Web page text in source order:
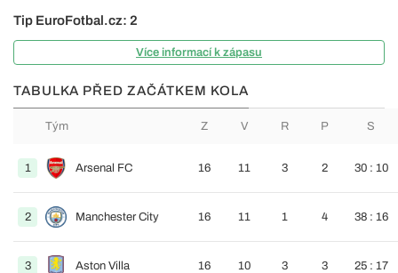
Tip EuroFotbal.cz: 2
Více informací k zápasu
TABULKA PŘED ZAČÁTKEM KOLA
Tým Z V R P S
1 Arsenal FC 16 11 3 2 30 : 10
2 Manchester City 16 11 1 4 38 : 16
3 Aston Villa 16 10 3 3 25 : 17